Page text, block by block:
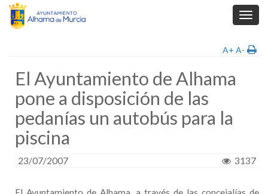
A+ A-
El Ayuntamiento de Alhama
pone a disposición de las
pedanías un autobús para la
piscina
23/07/2007 3137